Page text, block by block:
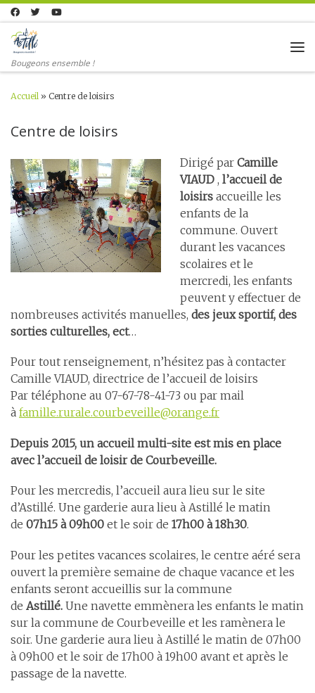
Skip to content
Bougeons ensemble !
Accueil » Centre de loisirs
Centre de loisirs
Dirigé parCamille
VIAUD ,l’accueil de
loisirs accueille les
enfants de la
commune. Ouvert
durant les vacances
scolaires et le
mercredi, les enfants
peuvent y effectuer de
nombreuses activités manuelles, des jeux sportif, des
sorties culturelles, ect…
Pour tout renseignement, n’hésitez pas à contacter
Camille VIAUD, directrice de l’accueil de loisirs
Par téléphone au 07-67-78-41-73 ou par mail
à famille.rurale.courbeveille@orange.fr
Depuis 2015, un accueil multi-site est mis en place
avec l’accueil de loisir de Courbeveille.
Pour les mercredis, l’accueil aura lieu sur le site
d’Astillé. Une garderie aura lieu à Astillé le matin
de 07h15 à 09h00 et le soir de 17h00 à 18h30.
Pour les petites vacances scolaires, le centre aéré sera
ouvert la première semaine de chaque vacance et les
enfants seront accueillis sur la commune
de Astillé. Une navette emmènera les enfants le matin
sur la commune de Courbeveille et les ramènera le
soir. Une garderie aura lieu à Astillé le matin de 07h00
à 09h00 et le soir de 17h00 à 19h00 avant et après le
passage de la navette.